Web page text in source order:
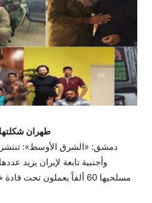
طهران
دمشق: «الشرق الأوسط»:
مسلحيها 60 ألفاً يعملون